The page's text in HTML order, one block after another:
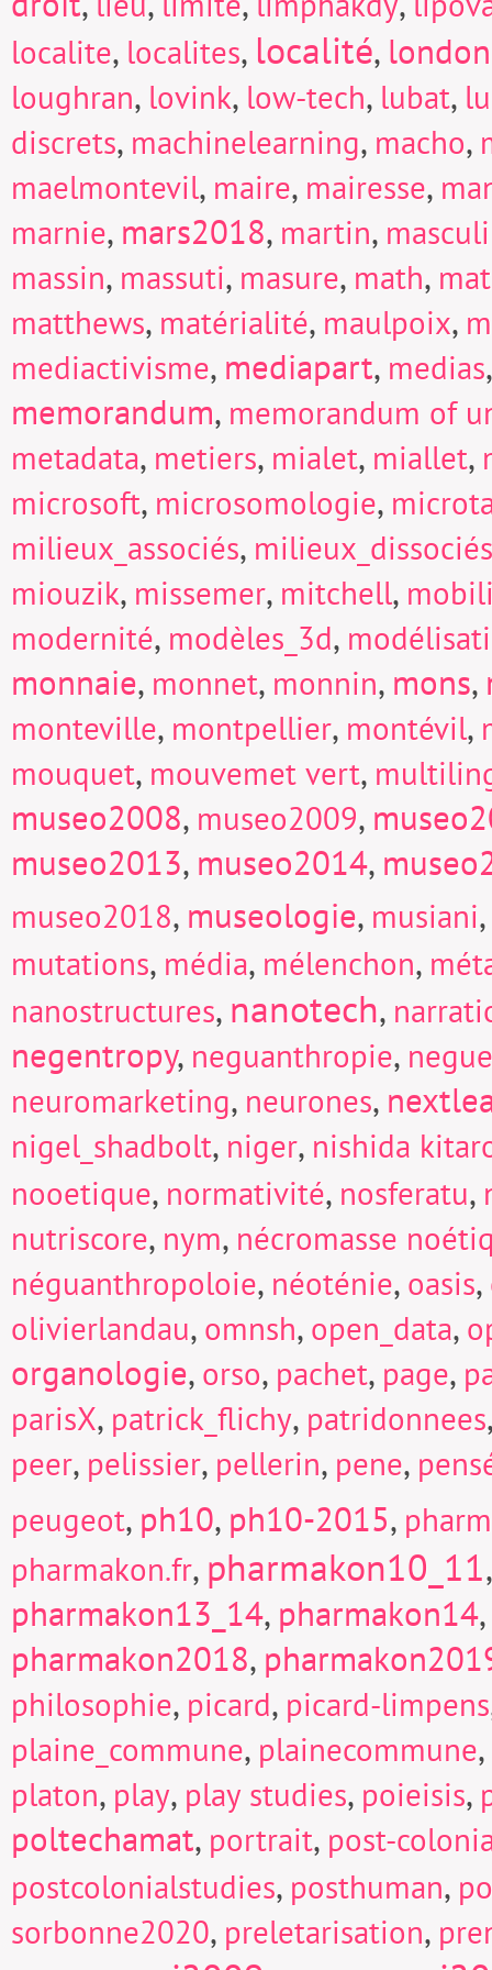
localite, localites, localité, london
loughran, lovink, low-tech, lubat,
discrets, machinelearning, macho,
maelmontevil, maire, mairesse,
marnie, mars2018, martin,
massin, massuti, masure, math,
matthews, matérialité, maulpoix,
mediactivisme, mediapart, medias
memorandum, memorandum of
metadata, metiers, mialet, miallet,
microsoft, microsomologie,
milieux_associés, milieux_dissociés
miouzik, missemer, mitchell,
modernité, modèles_3d,
monnaie, monnet, monnin, mons,
monteville, montpellier, montévil,
mouquet, mouvemet vert,
museo2008, museo2009,
museo2013, museo2014,
museo2018, museologie, musiani,
mutations, média, mélenchon,
nanostructures, nanotech,
negentropy, neguanthropie,
neuromarketing, neurones,
nigel_shadbolt, niger, nishida
nooetique, normativité, nosferatu,
nutriscore, nym, nécromasse
néguanthropoloie, néoténie, oasis,
olivierlandau, omnsh, open_data,
organologie, orso, pachet, page,
parisX, patrick_flichy, patridonnees
peer, pelissier, pellerin, pene,
peugeot, ph10, ph10-2015,
pharmakon.fr, pharmakon10_11
pharmakon13_14, pharmakon14,
pharmakon2018,
philosophie, picard, picard-limpens
plaine_commune, plainecommune,
platon, play, play studies, poieisis,
poltechamat, portrait, post-
postcolonialstudies, posthuman,
sorbonne2020, preletarisation,